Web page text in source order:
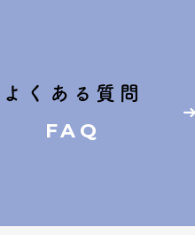
よくある質問
FAQ